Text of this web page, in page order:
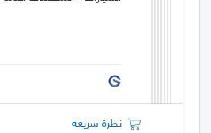
نظرة سريعة